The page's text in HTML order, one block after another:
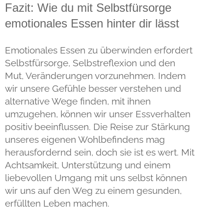
Fazit: Wie du mit Selbstfürsorge
emotionales Essen hinter dir lässt
Emotionales Essen zu überwinden erfordert
Selbstfürsorge, Selbstreflexion und den
Mut, Veränderungen vorzunehmen. Indem
wir unsere Gefühle besser verstehen und
alternative Wege finden, mit ihnen
umzugehen, können wir unser Essverhalten
positiv beeinflussen. Die Reise zur Stärkung
unseres eigenen Wohlbefindens mag
herausfordernd sein, doch sie ist es wert. Mit
Achtsamkeit, Unterstützung und einem
liebevollen Umgang mit uns selbst können
wir uns auf den Weg zu einem gesunden,
erfüllten Leben machen.